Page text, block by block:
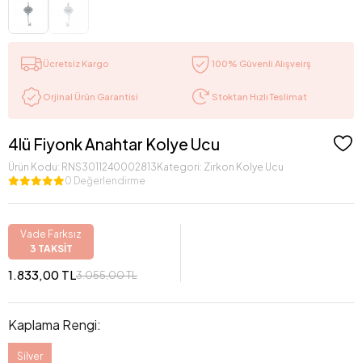
Ücretsiz Kargo 100% Güvenli Alışveirş
Orjinal Ürün Garantisi Stoktan Hızlı Teslimat
4lü Fiyonk Anahtar Kolye Ucu
Ürün Kodu: RNS3011240002813 Kategori: Zirkon Kolye Ucu
0 Değerlendirme
Vade Farksız
3 TAKSİT
1.833,00 TL3.055,00 TL
Kaplama Rengi:
Silver